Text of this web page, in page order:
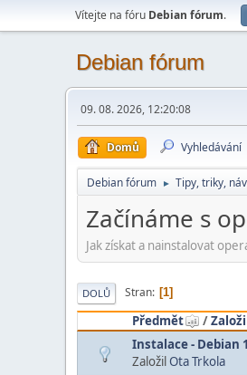
Vítejte na fóru Debian fórum.
Debian fórum
09. 08. 2026, 12:20:08
Domů Vyhledávání
Debian fórum ► Tipy, triky,
Začínáme s
Jak získat a nainstalovat
DOLŮ Stran 1
Předmět /
Instalace - Debian
Založil Ota Trkola